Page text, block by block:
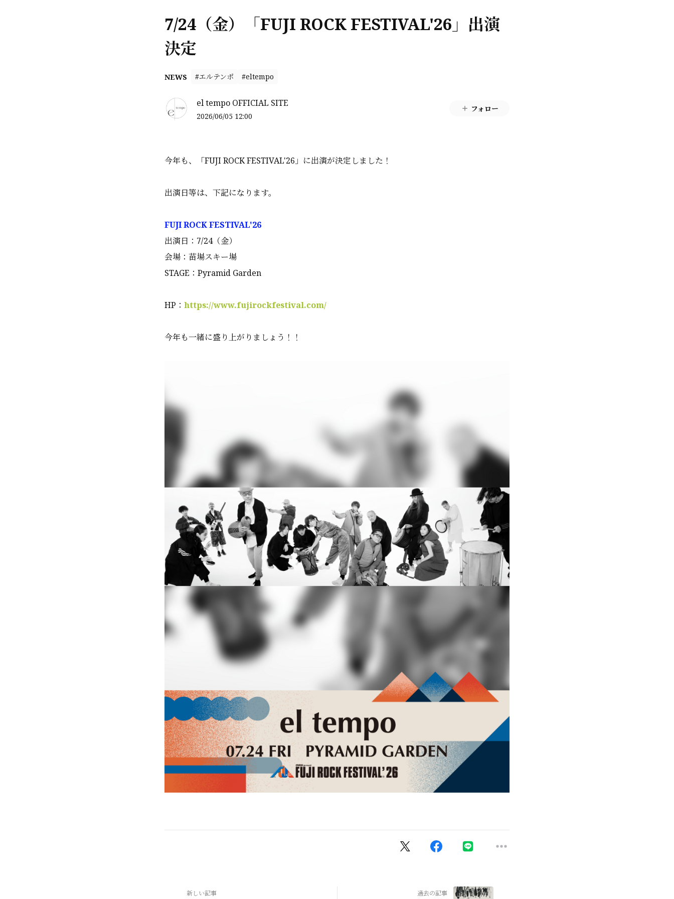
7/24（金）「FUJI ROCK FESTIVAL'26」出演
決定
NEWS #エルテンポ #eltempo
el tempo OFFICIAL SITE
2026/06/05 12:00
フォロー
今年も、「FUJI ROCK FESTIVAL'26」に出演が決定しました！
出演日等は、下記になります。
FUJI ROCK FESTIVAL'26
出演日：7/24（金）
会場：苗場スキー場
STAGE：Pyramid Garden
HP： https://www.fujirockfestival.com/
今年も一緒に盛り上がりましょう！！
新しい記事 過去の記事